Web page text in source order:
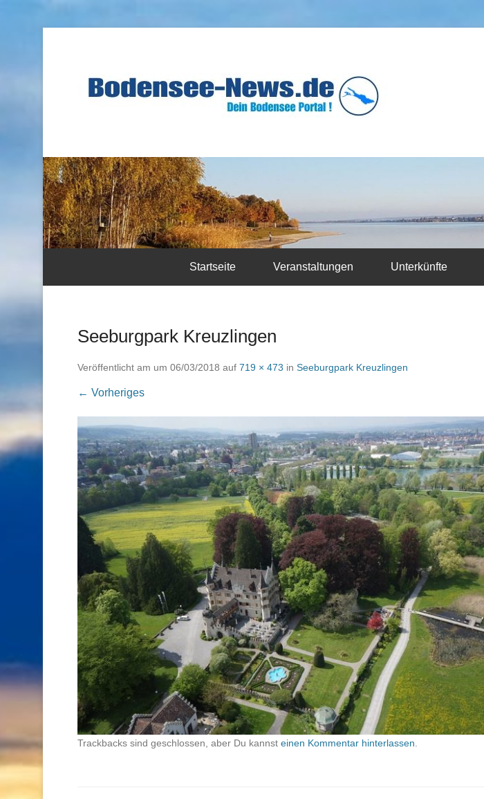
Startseite Veranstaltungen Unterkünfte
Seeburgpark Kreuzlingen
Veröffentlicht am um 06/03/2018 auf 719 × 473 in Seeburgpark Kreuzlingen
← Vorheriges
Trackbacks sind geschlossen, aber Du kannst einen Kommentar hinterlassen.